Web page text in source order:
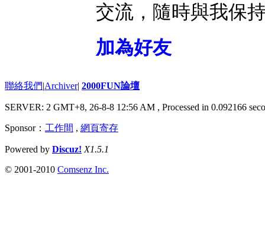
交流，隨時與我保
加為好友
聯絡我們|Archiver| 2000FUN論壇
SERVER: 2 GMT+8, 26-8-8 12:56 AM , Processed in 0.092166
Sponsor： 工作間 , 網頁寄存
Powered by Discuz! X1.5.1
© 2001-2010 Comsenz Inc.